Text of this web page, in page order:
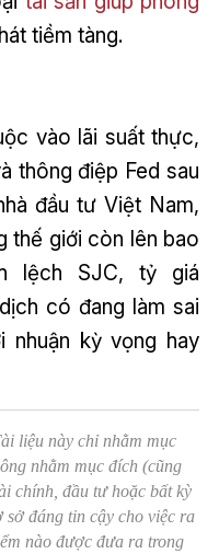
tiềm tàng.
vào lãi suất thực,
thông điệp Fed sau
đầu tư Việt Nam,
thế giới còn lên bao
lệch SJC, tỷ giá
có đang làm sai
kỳ vọng hay
liệu này chỉ nhằm mục
nhằm mục đích (cũng
chính, đầu tư hoặc bất kỳ
đáng tin cậy cho việc ra
nào được đưa ra trong